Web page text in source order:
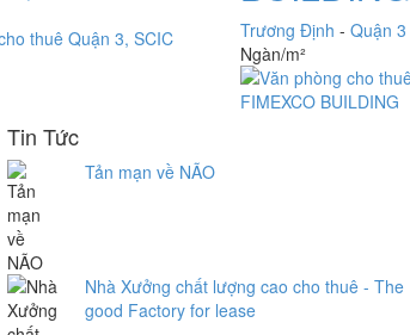
Trương Định - Quận 3
Ngàn/m²
Tin Tức
Tản mạn về NÃO
Nhà Xưởng chất lượng cao cho thuê - The
good Factory for lease